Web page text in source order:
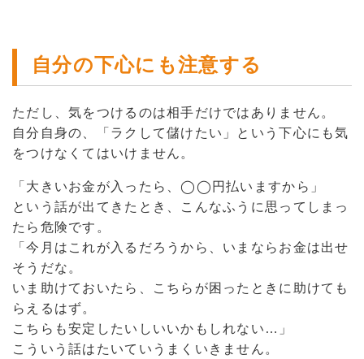
自分の下心にも注意する
ただし、気をつけるのは相手だけではありません。
自分自身の、「ラクして儲けたい」という下心にも気
をつけなくてはいけません。
「大きいお金が入ったら、◯◯円払いますから」
という話が出てきたとき、こんなふうに思ってしまっ
たら危険です。
「今月はこれが入るだろうから、いまならお金は出せ
そうだな。
いま助けておいたら、こちらが困ったときに助けても
らえるはず。
こちらも安定したいしいいかもしれない…」
こういう話はたいていうまくいきません。